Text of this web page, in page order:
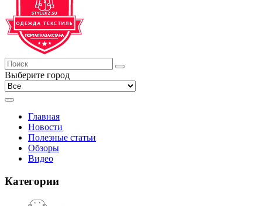
Выберите город
Главная
Новости
Полезные статьи
Обзоры
Видео
Категории